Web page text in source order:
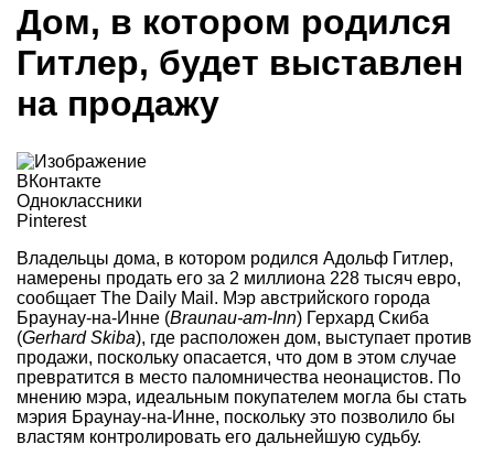
Дом, в котором родился
Гитлер, будет выставлен
на продажу
ВКонтакте
Одноклассники
Pinterest
Владельцы дома, в котором родился Адольф Гитлер,
намерены продать его за 2 миллиона 228 тысяч евро,
сообщает The Daily Mail . Мэр австрийского города
Браунау-на-Инне (Braunau-am-Inn) Герхард Скиба
(Gerhard Skiba), где расположен дом, выступает против
продажи, поскольку опасается, что дом в этом случае
превратится в место паломничества неонацистов. По
мнению мэра, идеальным покупателем могла бы стать
мэрия Браунау-на-Инне, поскольку это позволило бы
властям контролировать его дальнейшую судьбу.